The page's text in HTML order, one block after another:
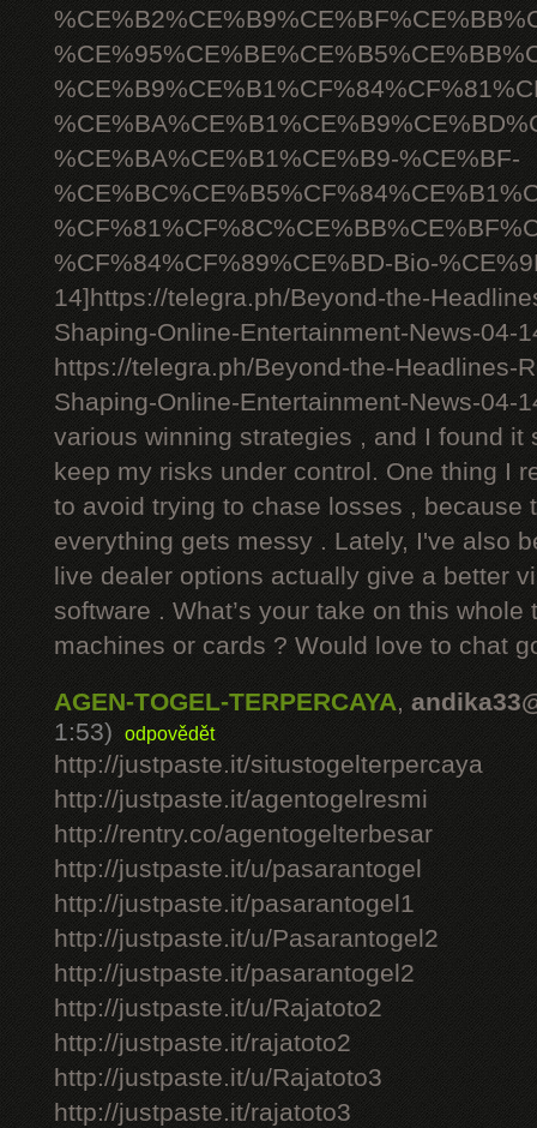
%CE%BA%CE%B1%CE%B9-%CE%BF-
%CF%84%CF%89%CE%BD-Bio-
14]https://telegra.ph/Beyond-the-
Shaping-Online-Entertainment-News-04-
https://telegra.ph/Beyond-the-Headlines-
Shaping-Online-Entertainment-News-04-
various winning strategies , and I found it
keep my risks under control. One thing I
to avoid trying to chase losses , because
everything gets messy . Lately, I've also
live dealer options actually give a better
software . What’s your take on this whole
machines or cards ? Would love to chat
AGEN-TOGEL-TERPERCAYA,
1:53)
odpovědět
http://justpaste.it/situstogelterpercaya
http://justpaste.it/agentogelresmi
http://rentry.co/agentogelterbesar
http://justpaste.it/u/pasarantogel
http://justpaste.it/pasarantogel1
http://justpaste.it/u/Pasarantogel2
http://justpaste.it/pasarantogel2
http://justpaste.it/u/Rajatoto2
http://justpaste.it/rajatoto2
http://justpaste.it/u/Rajatoto3
http://justpaste.it/rajatoto3